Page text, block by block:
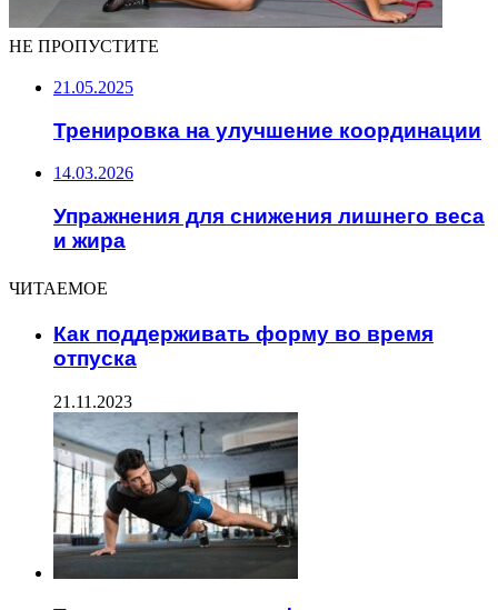
НЕ ПРОПУСТИТЕ
21.05.2025
Тренировка на улучшение координации
14.03.2026
Упражнения для снижения лишнего веса
и жира
ЧИТАЕМОЕ
Как поддерживать форму во время
отпуска
21.11.2023